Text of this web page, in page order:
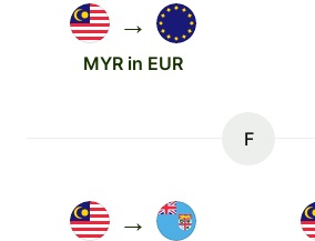
→
MYR in EUR
F
→